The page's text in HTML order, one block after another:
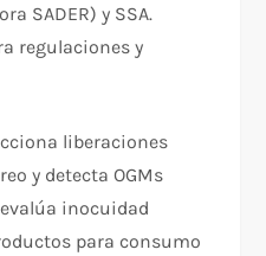
SADER) y SSA.
regulaciones y
liberaciones
y detecta OGMs
evalúa inocuidad
para consumo